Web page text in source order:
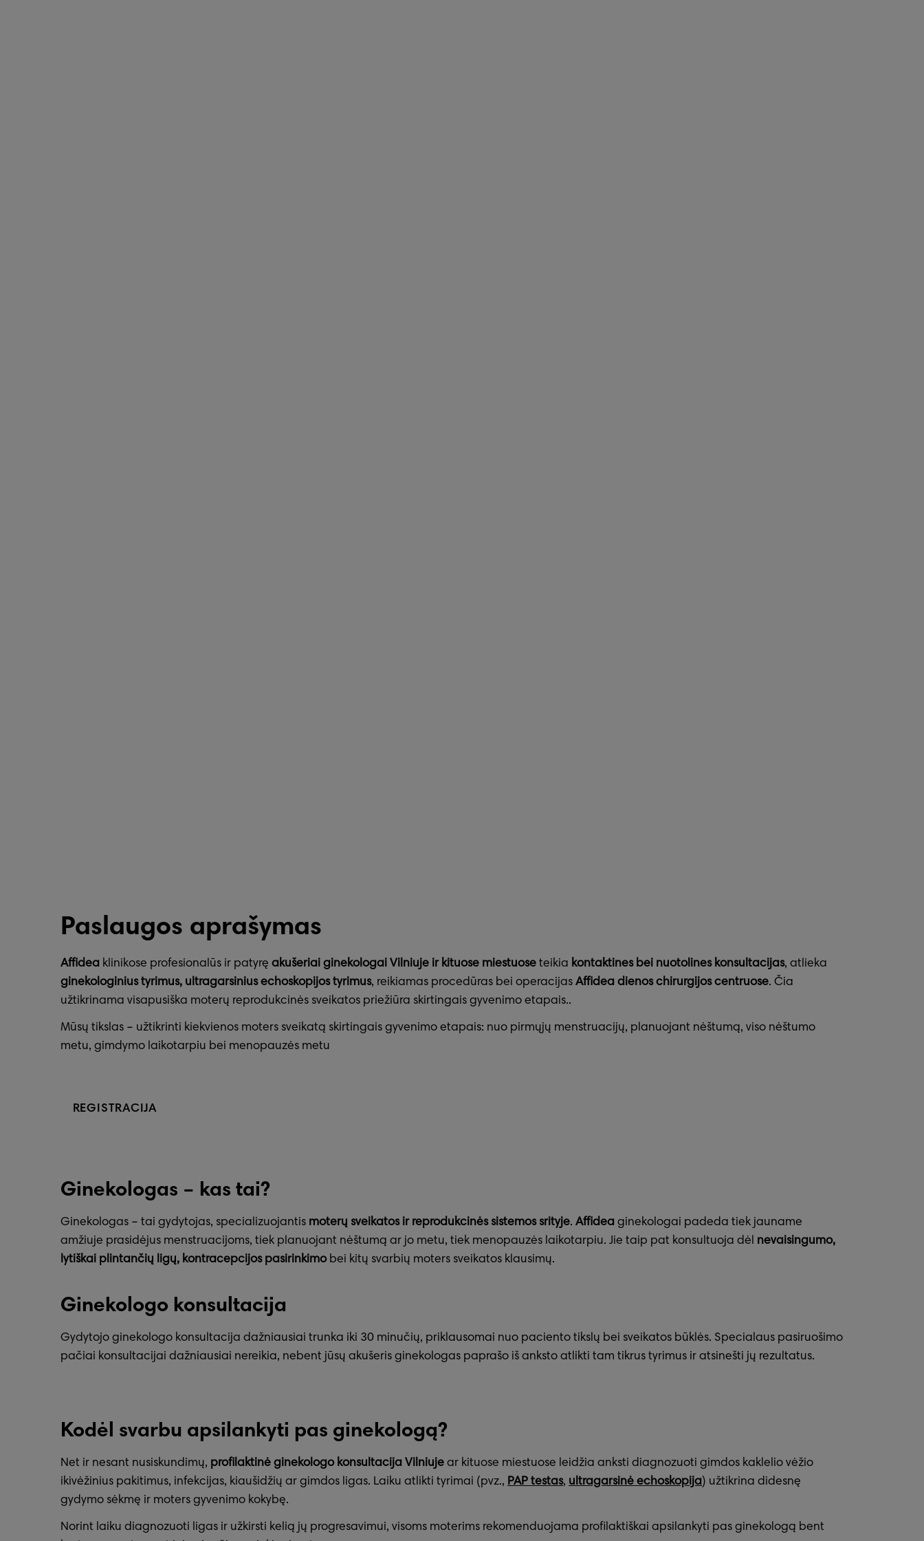
Paslaugos aprašymas
Affidea klinikose profesionalūs ir patyrę akušeriai ginekologai Vilniuje ir kituose miestuose teikia kontaktines bei nuotolines konsultacijas, atlieka
ginekologinius tyrimus, ultragarsinius echoskopijos tyrimus, reikiamas procedūras bei operacijas Affidea dienos chirurgijos centruose. Čia
užtikrinama visapusiška moterų reprodukcinės sveikatos priežiūra skirtingais gyvenimo etapais..
Mūsų tikslas – užtikrinti kiekvienos moters sveikatą skirtingais gyvenimo etapais: nuo pirmųjų menstruacijų, planuojant nėštumą, viso nėštumo
metu, gimdymo laikotarpiu bei menopauzės metu
REGISTRACIJA
Ginekologas – kas tai?
Ginekologas – tai gydytojas, specializuojantis moterų sveikatos ir reprodukcinės sistemos srityje. Affidea ginekologai padeda tiek jauname
amžiuje prasidėjus menstruacijoms, tiek planuojant nėštumą ar jo metu, tiek menopauzės laikotarpiu. Jie taip pat konsultuoja dėl nevaisingumo,
lytiškai plintančių ligų, kontracepcijos pasirinkimobei kitų svarbių moters sveikatos klausimų.
Ginekologo konsultacija
Gydytojo ginekologo konsultacija dažniausiai trunka iki 30 minučių, priklausomai nuo paciento tikslų bei sveikatos būklės. Specialaus pasiruošimo
pačiai konsultacijai dažniausiai nereikia, nebent jūsų akušeris ginekologas paprašo iš anksto atlikti tam tikrus tyrimus ir atsinešti jų rezultatus.
Kodėl svarbu apsilankyti pas ginekologą?
Net ir nesant nusiskundimų, profilaktinė ginekologo konsultacija Vilniuje ar kituose miestuose leidžia anksti diagnozuoti gimdos kaklelio vėžio
ikivėžinius pakitimus, infekcijas, kiaušidžių ar gimdos ligas. Laiku atlikti tyrimai (pvz., PAP testas, ultragarsinė echoskopija) užtikrina didesnę
gydymo sėkmę ir moters gyvenimo kokybę.
Norint laiku diagnozuoti ligas ir užkirsti kelią jų progresavimui, visoms moterims rekomenduojama profilaktiškai apsilankyti pas ginekologą bent